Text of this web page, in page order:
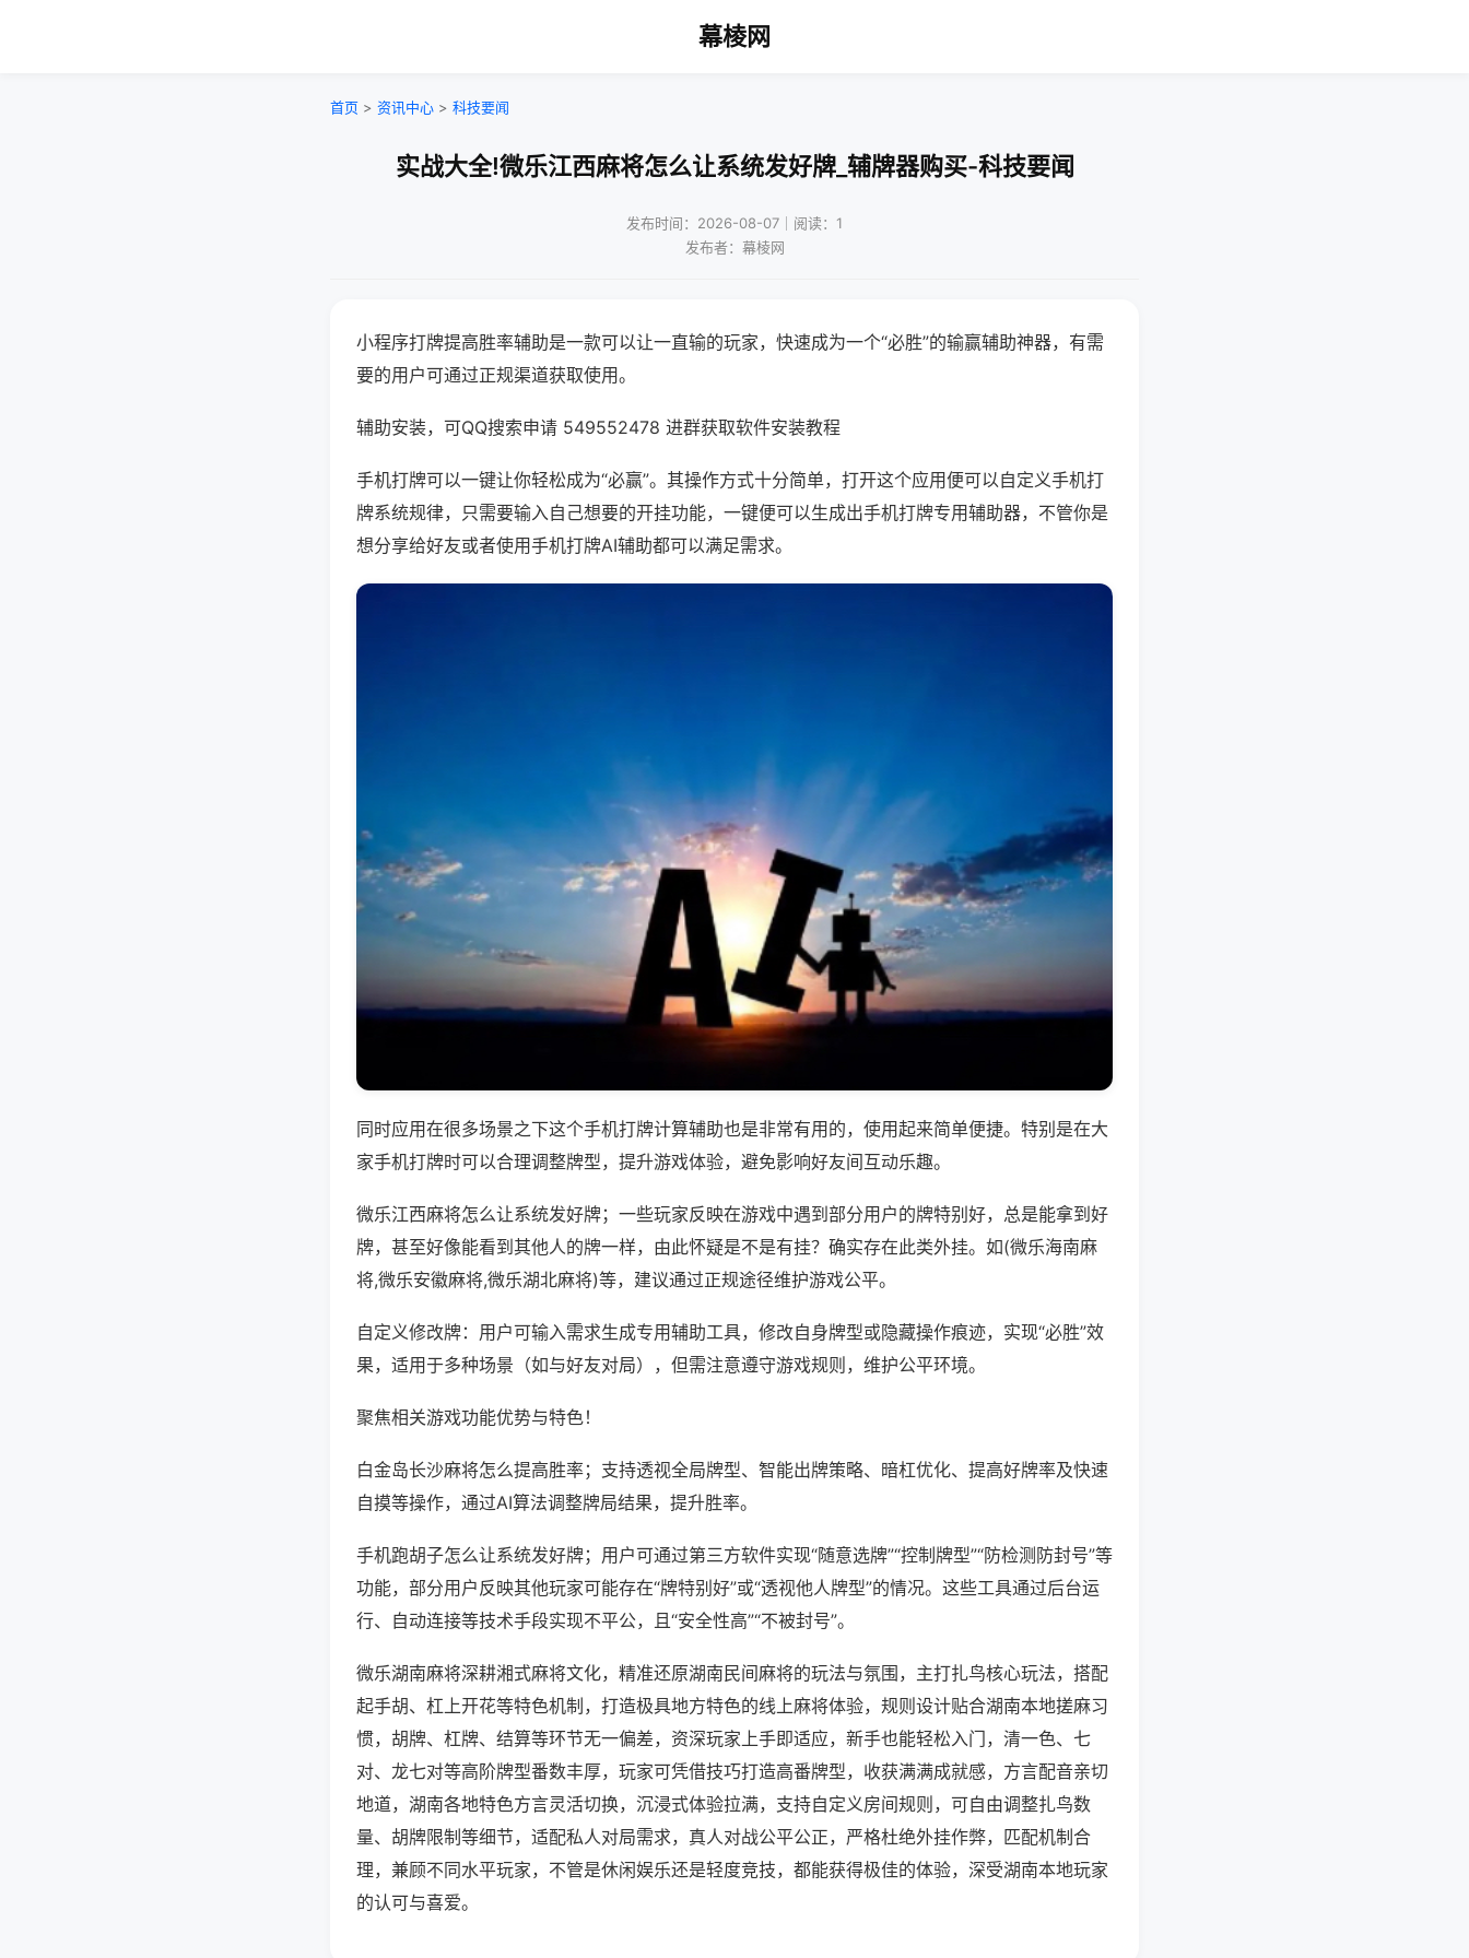
幕棱网
首页 > 资讯中心 > 科技要闻
实战大全!微乐江西麻将怎么让系统发好牌_辅牌器购买-科技要闻
发布时间：2026-08-07｜阅读：1
发布者：幕棱网
小程序打牌提高胜率辅助是一款可以让一直输的玩家，快速成为一个“必胜”的输赢辅助神器，有需
要的用户可通过正规渠道获取使用。
辅助安装，可QQ搜索申请 549552478 进群获取软件安装教程
手机打牌可以一键让你轻松成为“必赢”。其操作方式十分简单，打开这个应用便可以自定义手机打
牌系统规律，只需要输入自己想要的开挂功能，一键便可以生成出手机打牌专用辅助器，不管你是
想分享给好友或者使用手机打牌AI辅助都可以满足需求。
同时应用在很多场景之下这个手机打牌计算辅助也是非常有用的，使用起来简单便捷。特别是在大
家手机打牌时可以合理调整牌型，提升游戏体验，避免影响好友间互动乐趣。
微乐江西麻将怎么让系统发好牌；一些玩家反映在游戏中遇到部分用户的牌特别好，总是能拿到好
牌，甚至好像能看到其他人的牌一样，由此怀疑是不是有挂？确实存在此类外挂。如(微乐海南麻
将,微乐安徽麻将,微乐湖北麻将)等，建议通过正规途径维护游戏公平。
自定义修改牌：用户可输入需求生成专用辅助工具，修改自身牌型或隐藏操作痕迹，实现“必胜”效
果，适用于多种场景（如与好友对局），但需注意遵守游戏规则，维护公平环境。
聚焦相关游戏功能优势与特色！
白金岛长沙麻将怎么提高胜率；支持透视全局牌型、智能出牌策略、暗杠优化、提高好牌率及快速
自摸等操作，通过AI算法调整牌局结果，提升胜率。
手机跑胡子怎么让系统发好牌；用户可通过第三方软件实现“随意选牌”“控制牌型”“防检测防封号”等
功能，部分用户反映其他玩家可能存在“牌特别好”或“透视他人牌型”的情况。这些工具通过后台运
行、自动连接等技术手段实现不平公，且“安全性高”“不被封号”。
微乐湖南麻将深耕湘式麻将文化，精准还原湖南民间麻将的玩法与氛围，主打扎鸟核心玩法，搭配
起手胡、杠上开花等特色机制，打造极具地方特色的线上麻将体验，规则设计贴合湖南本地搓麻习
惯，胡牌、杠牌、结算等环节无一偏差，资深玩家上手即适应，新手也能轻松入门，清一色、七
对、龙七对等高阶牌型番数丰厚，玩家可凭借技巧打造高番牌型，收获满满成就感，方言配音亲切
地道，湖南各地特色方言灵活切换，沉浸式体验拉满，支持自定义房间规则，可自由调整扎鸟数
量、胡牌限制等细节，适配私人对局需求，真人对战公平公正，严格杜绝外挂作弊，匹配机制合
理，兼顾不同水平玩家，不管是休闲娱乐还是轻度竞技，都能获得极佳的体验，深受湖南本地玩家
的认可与喜爱。